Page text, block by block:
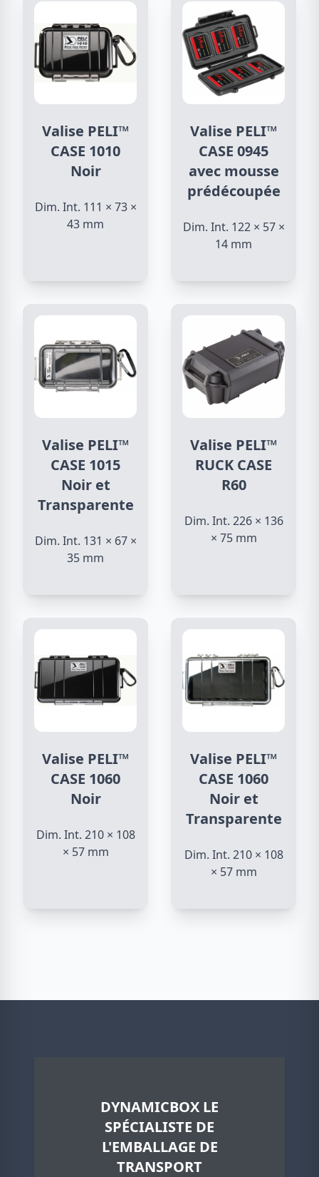
Valise PELI™
CASE 1010
Noir
Dim. Int. 111 × 73 ×
43 mm
Valise PELI™
CASE 0945
avec mousse
prédécoupée
Dim. Int. 122 × 57 ×
14 mm
Valise PELI™
CASE 1015
Noir et
Transparente
Dim. Int. 131 × 67 ×
35 mm
Valise PELI™
RUCK CASE
R60
Dim. Int. 226 × 136
× 75 mm
Valise PELI™
CASE 1060
Noir
Dim. Int. 210 × 108
× 57 mm
Valise PELI™
CASE 1060
Noir et
Transparente
Dim. Int. 210 × 108
× 57 mm
DYNAMICBOX LE
SPÉCIALISTE DE
L'EMBALLAGE DE
TRANSPORT